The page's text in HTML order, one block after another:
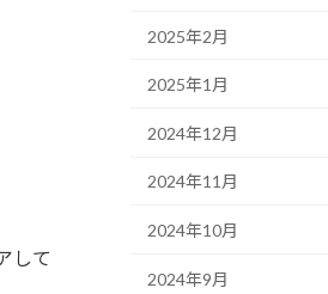
して
2025年2月
2025年1月
2024年12月
2024年11月
2024年10月
2024年9月